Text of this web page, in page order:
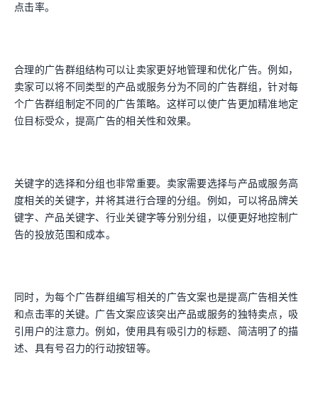
点击率。
合理的广告群组结构可以让卖家更好地管理和优化广告。例如，
卖家可以将不同类型的产品或服务分为不同的广告群组，针对每
个广告群组制定不同的广告策略。这样可以使广告更加精准地定
位目标受众，提高广告的相关性和效果。
关键字的选择和分组也非常重要。卖家需要选择与产品或服务高
度相关的关键字，并将其进行合理的分组。例如，可以将品牌关
键字、产品关键字、行业关键字等分别分组，以便更好地控制广
告的投放范围和成本。
同时，为每个广告群组编写相关的广告文案也是提高广告相关性
和点击率的关键。广告文案应该突出产品或服务的独特卖点，吸
引用户的注意力。例如，使用具有吸引力的标题、简洁明了的描
述、具有号召力的行动按钮等。